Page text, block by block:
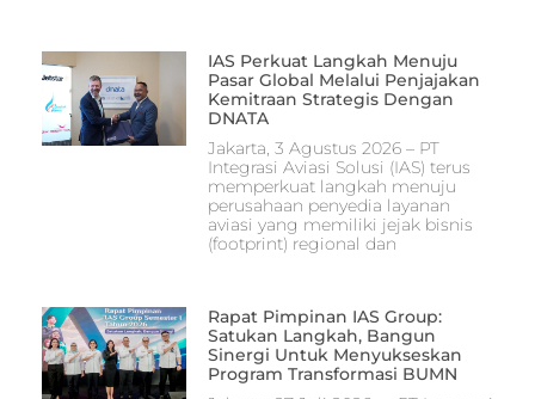
IAS Perkuat Langkah Menuju
Pasar Global Melalui Penjajakan
Kemitraan Strategis Dengan
DNATA
Jakarta, 3 Agustus 2026 – PT
Integrasi Aviasi Solusi (IAS) terus
memperkuat langkah menuju
perusahaan penyedia layanan
aviasi yang memiliki jejak bisnis
(footprint) regional dan
Rapat Pimpinan IAS Group:
Satukan Langkah, Bangun
Sinergi Untuk Menyukseskan
Program Transformasi BUMN